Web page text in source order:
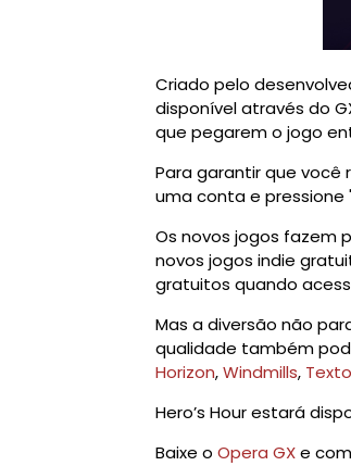
Criado pelo
disponível através do
que pegarem o jogo
Para garantir que você
uma conta e pressione
Os novos jogos fazem
novos jogos indie
gratuitos quando
Mas a diversão não
qualidade também
Horizon,Windmills,
Hero’s Hour estará
Baixe o Opera GXe